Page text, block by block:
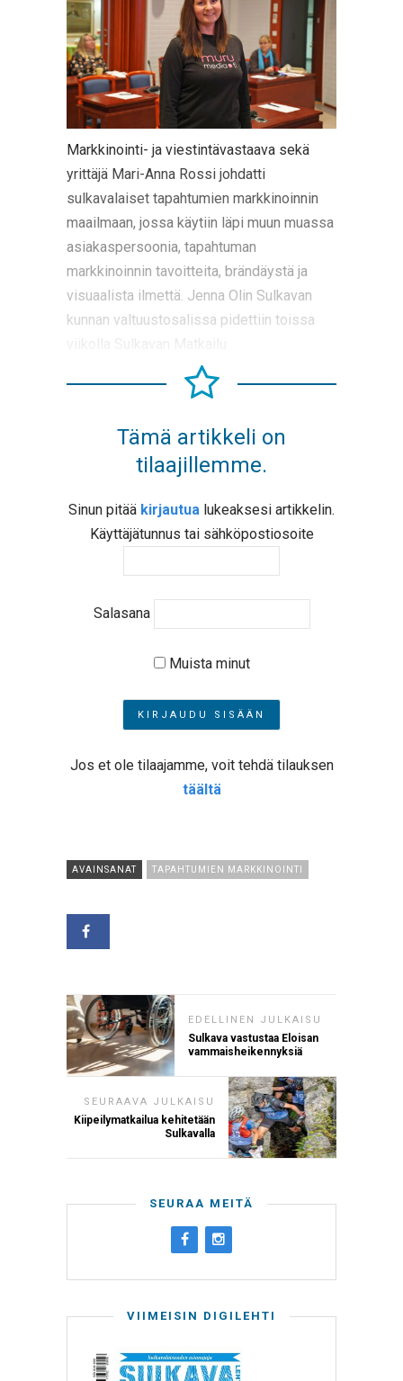
Markkinointi- ja viestintävastaava sekä
yrittäjä Mari-Anna Rossi johdatti
sulkavalaiset tapahtumien markkinoinnin
maailmaan, jossa käytiin läpi muun muassa
asiakaspersoonia, tapahtuman
markkinoinnin tavoitteita, brändäystä ja
visuaalista ilmettä. Jenna Olin Sulkavan
kunnan valtuustosalissa pidettiin toissa
Tämä artikkeli on
tilaajillemme.
Sinun pitää kirjautua lukeaksesi artikkelin.
Käyttäjätunnus tai sähköpostiosoite
Salasana
Muista minut
Jos et ole tilaajamme, voit tehdä tilauksen
täältä
AVAINSANAT TAPAHTUMIEN MARKKINOINTI
EDELLINEN JULKAISU
Sulkava vastustaa Eloisan
vammaisheikennyksiä
SEURAAVA JULKAISU
Kiipeilymatkailua kehitetään
Sulkavalla
SEURAA MEITÄ
VIIMEISIN DIGILEHTI